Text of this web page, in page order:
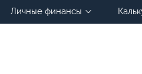
Личные финансы